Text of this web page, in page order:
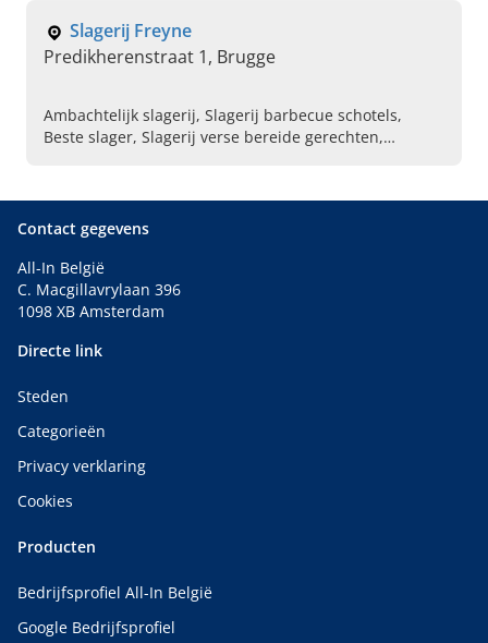
Slagerij Freyne
Predikherenstraat 1, Brugge
Ambachtelijk slagerij, Slagerij barbecue schotels,
Beste slager, Slagerij verse bereide gerechten,
Contact gegevens
All-In België
C. Macgillavrylaan 396
1098 XB Amsterdam
Directe link
Steden
Categorieën
Privacy verklaring
Cookies
Producten
Bedrijfsprofiel All-In België
Google Bedrijfsprofiel